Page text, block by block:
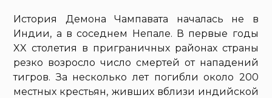
История Демона Чампавата началась не в
Индии, а в соседнем Непале. В первые годы
XX столетия в приграничных районах страны
резко возросло число смертей от нападений
тигров. За несколько лет погибли около 200
местных крестьян, живших вблизи индийской